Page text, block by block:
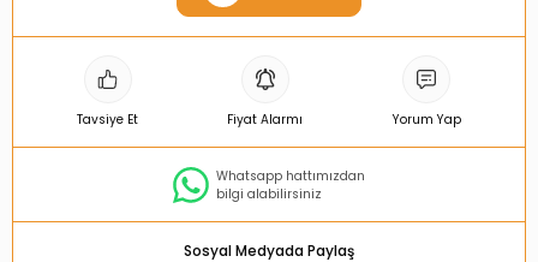
Tavsiye Et Fiyat Alarmı Yorum Yap
Whatsapp hattımızdan
bilgi alabilirsiniz
Sosyal Medyada Paylaş